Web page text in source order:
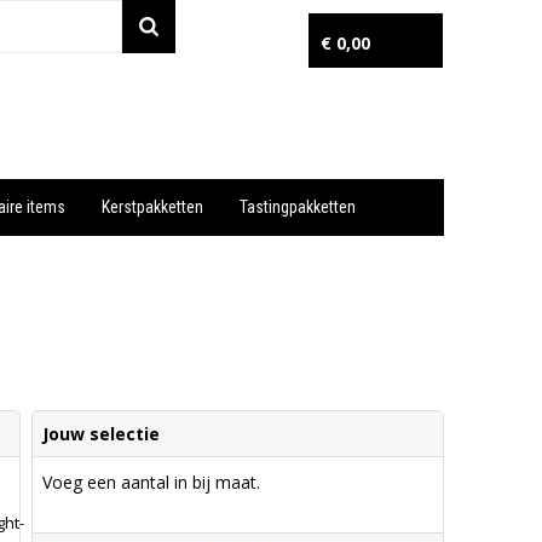
€ 0,00
items Kerstpakketten Tastingpakketten
Jouw selectie
Voeg een aantal in bij maat.